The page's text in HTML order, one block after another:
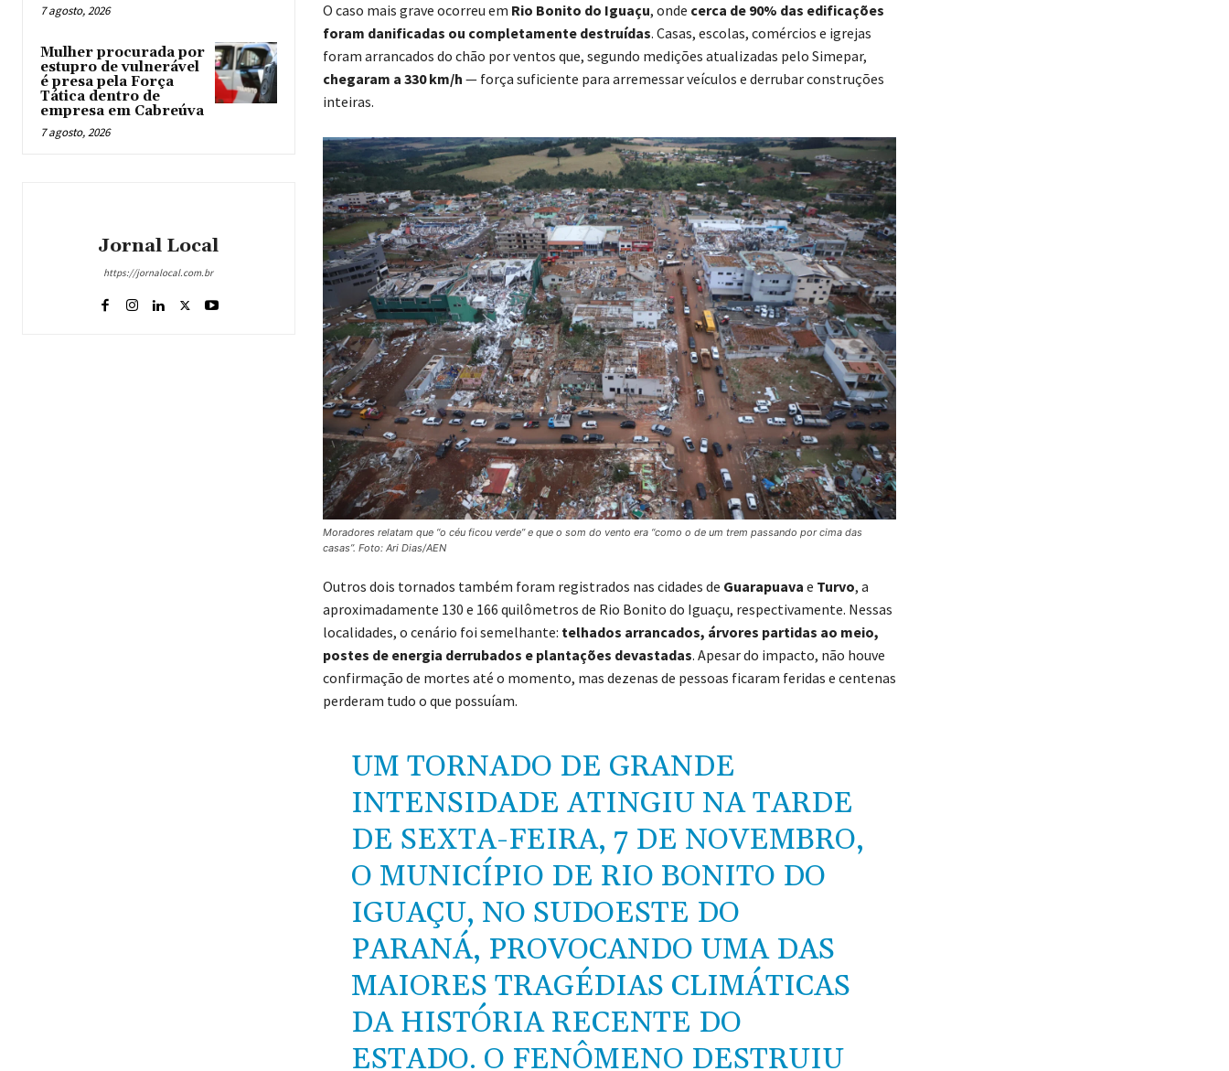
7 agosto, 2026
Mulher procurada por
estupro de vulnerável
é presa pela Força
Tática dentro de
empresa em Cabreúva
7 agosto, 2026
Jornal Local
https://jornalocal.com.br
O caso mais grave ocorreu em Rio Bonito do Iguaçu, onde cerca de 90% das edificações
foram danificadas ou completamente destruídas. Casas, escolas, comércios e igrejas
foram arrancados do chão por ventos que, segundo medições atualizadas pelo Simepar,
chegaram a 330 km/h — força suficiente para arremessar veículos e derrubar construções
inteiras.
Moradores relatam que “o céu ficou verde” e que o som do vento era “como o de um trem passando por cima das
casas”. Foto: Ari Dias/AEN
Outros dois tornados também foram registrados nas cidades de Guarapuava e Turvo, a
aproximadamente 130 e 166 quilômetros de Rio Bonito do Iguaçu, respectivamente. Nessas
localidades, o cenário foi semelhante: telhados arrancados, árvores partidas ao meio,
postes de energia derrubados e plantações devastadas. Apesar do impacto, não houve
confirmação de mortes até o momento, mas dezenas de pessoas ficaram feridas e centenas
perderam tudo o que possuíam.
UM TORNADO DE GRANDE
INTENSIDADE ATINGIU NA TARDE
DE SEXTA-FEIRA, 7 DE NOVEMBRO,
O MUNICÍPIO DE RIO BONITO DO
IGUAÇU, NO SUDOESTE DO
PARANÁ, PROVOCANDO UMA DAS
MAIORES TRAGÉDIAS CLIMÁTICAS
DA HISTÓRIA RECENTE DO
ESTADO. O FENÔMENO DESTRUIU